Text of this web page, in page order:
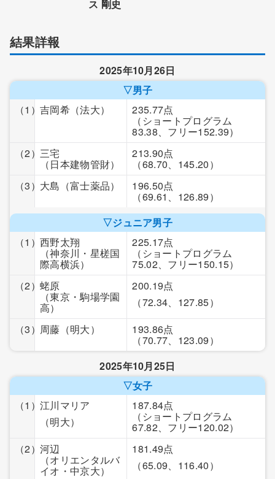
ス 剛史
結果詳報
2025年10月26日
▽男子
（1）吉岡希（法大） 235.77点
（ショートプログラム
83.38、フリー152.39）
（2）三宅
（日本建物管財）
213.90点
（68.70、145.20）
（3） 大島 （富士薬品） 196.50点
（69.61、126.89）
▽ジュニア男子
（1）西野太翔
（神奈川・星槎国
際高横浜）
225.17点
（ショートプログラム
75.02、フリー150.15）
（2）蛯原
（東京・駒場学園
高）
200.19点
（72.34、127.85）
（3） 周藤 （明大） 193.86点
（70.77、123.09）
2025年10月25日
▽女子
（1）江川マリア
（明大）
187.84点
（ショートプログラム
67.82、フリー120.02）
（2）河辺
（オリエンタルバ
イオ・中京大）
181.49点
（65.09、116.40）